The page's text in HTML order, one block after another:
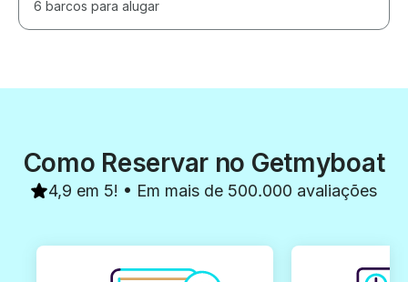
6 barcos para alugar
Como Reservar no Getmyboat
4,9 em 5! • Em mais de 500.000 avaliações